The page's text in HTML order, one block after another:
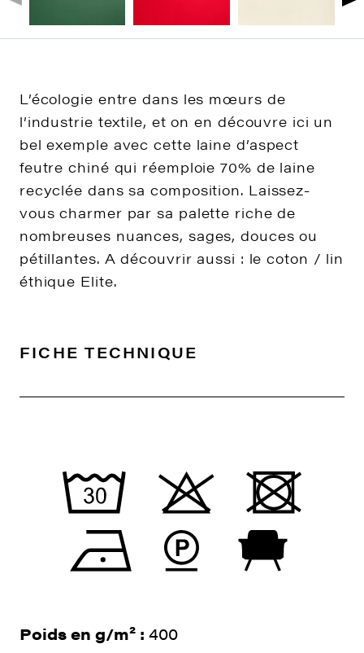
L’écologie entre dans les mœurs de
l’industrie textile, et on en découvre ici un
bel exemple avec cette laine d’aspect
feutre chiné qui réemploie 70% de laine
recyclée dans sa composition. Laissez-
vous charmer par sa palette riche de
nombreuses nuances, sages, douces ou
pétillantes. A découvrir aussi : le coton / lin
éthique Elite.
FICHE TECHNIQUE
Poids en g/m² : 400